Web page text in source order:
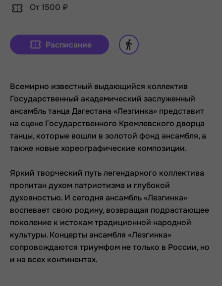
От 1500 ₽
Расписание
Всемирно известный выдающийся коллектив
Государственный академический заслуженный
ансамбль танца Дагестана «Лезгинка» представит
на сцене Государственного Кремлевского дворца
танцы, которые вошли в золотой фонд ансамбля, а
также новые хореографические композиции.
Яркий творческий путь легендарного коллектива
пропитан духом патриотизма и глубокой
духовностью. И сегодня ансамбль «Лезгинка»
воспевает свою родину, возвращая подрастающее
поколение к истокам традиционной народной
культуры. Концерты ансамбля «Лезгинка»
сопровождаются триумфом не только в России, но
и на всех континентах.